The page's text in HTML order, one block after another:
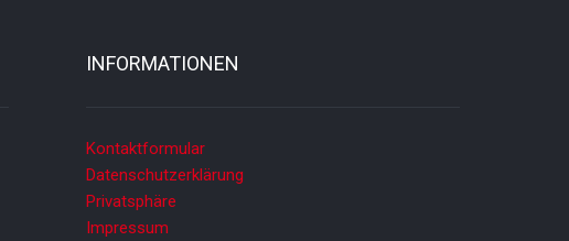
INFORMATIONEN
Kontaktformular
Datenschutzerklärung
Privatsphäre
Impressum